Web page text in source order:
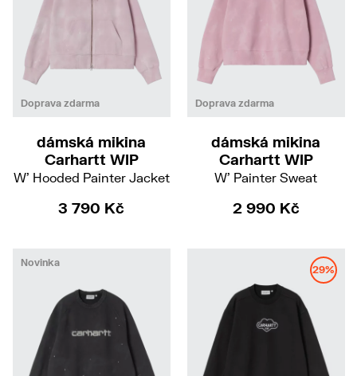
Doprava zdarma
XSM
dámská mikina
Carhartt WIP
W' Hooded Painter Jacket
3 790 Kč
Doprava zdarma
SM
dámská mikina
Carhartt WIP
W' Painter Sweat
2 990 Kč
Novinka
29%